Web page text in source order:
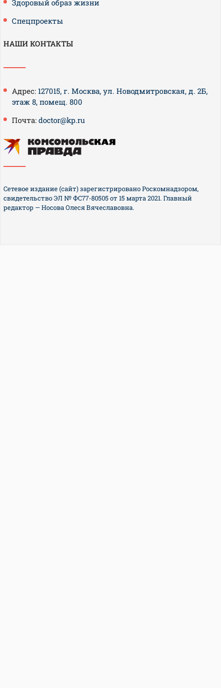
Здоровый образ жизни
Спецпроекты
НАШИ КОНТАКТЫ
Адрес: 127015, г. Москва, ул. Новодмитровская, д. 2Б,
этаж 8, помещ. 800
Почта: doctor@kp.ru
Сетевое издание (сайт) зарегистрировано Роскомнадзором,
свидетельство ЭЛ № ФС77-80505 от 15 марта 2021. Главный
редактор — Носова Олеся Вячеславовна.